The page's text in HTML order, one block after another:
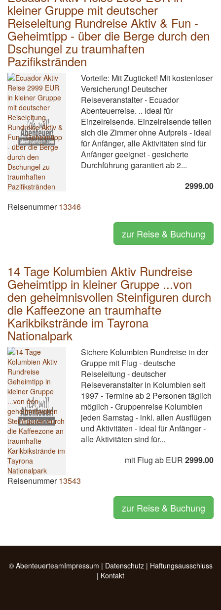
kleiner Gruppe mit deutscher
Reiseleitung Rundreise Aktiv & Fun -
Geheimtipp - über die Berge durch den
Dschungel zu traumhaften
Pazifikstränden
Vorteile: Mit Zugticket! Mit kostenloser
Versicherung! Deutscher
Reiseveranstalter - Ecuador
Abenteuerreise. .. ideal für
Einzelreisende. Einzelreisende teilen
sich die Zimmer ohne Aufpreis - ideal
für Anfänger, alle Aktivitäten sind für
Anfänger geeignet - gesicherte
Durchführung garantiert ab 2...
2999.00
Reisenummer13346
zur Reise & Buchung
14 Tage Kolumbien Aktiv Rundreise
Geheimtipp in kleiner Gruppe ...von
den geheimnisvollen Steinfiguren durch
die Kaffeezone an traumhafte
Karikbikstrände im Tayrona
Nationalpark
Sichere Kolumbien Rundreise in der
Gruppe mit Flug - deutsche
Reiseleitung - deutscher
Reiseveranstalter in Kolumbien seit
1997 - Termine ab 2 Personen täglich
möglich - Gruppenreise Kolumbien
jeden Samstag - inkl. allen Ausflügen
und Aktivitäten - ideal für Anfänger -
alle Aktivitäten sind für...
mit Flug ab EUR 2999.00
Reisenummer13543
zur Reise & Buchung
© AbenteuerteamImpressum | Datenschutz| Haftungsausschluss
| Kontakt